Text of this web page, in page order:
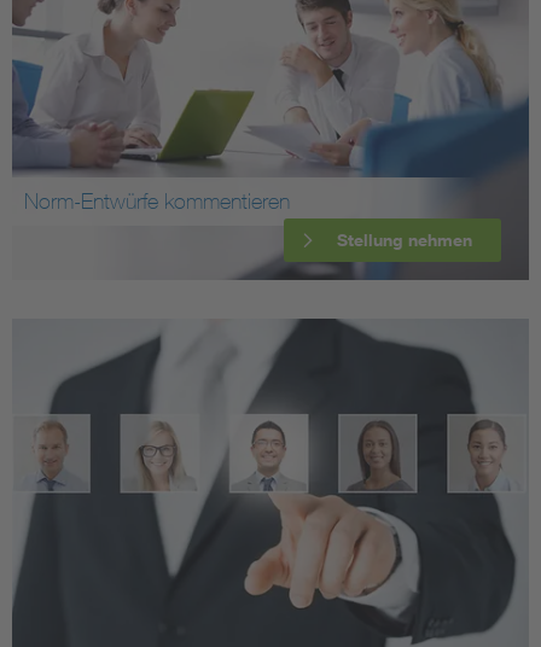
Norm-Entwürfe kommentieren
Stellung nehmen